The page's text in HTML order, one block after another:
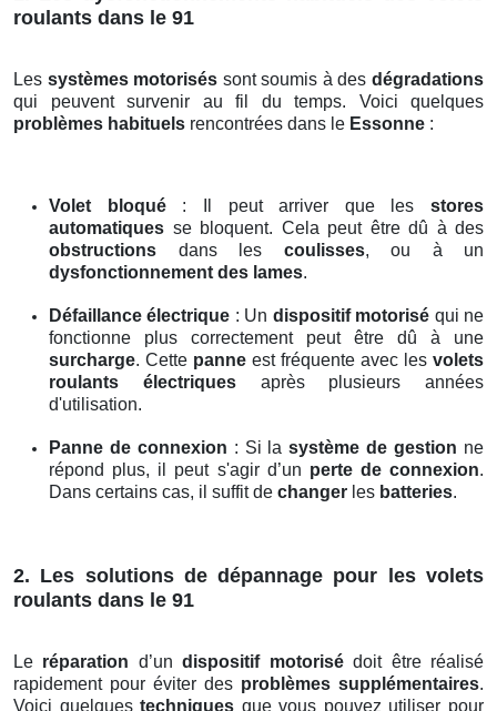
roulants dans le 91
Les systèmes motorisés sont soumis à desdégradations
qui peuvent survenir au fil du temps. Voici quelques
problèmes habituels rencontrées dans le Essonne :
Volet bloqué: Il peut arriver que les stores
automatiques se bloquent. Cela peut être dû à des
obstructions dans les coulisses, ou à un
dysfonctionnement des lames.
Défaillance électrique : Un dispositif motorisé qui ne
fonctionne plus correctement peut être dû à une
surcharge. Cette panne est fréquente avec les volets
roulants électriquesaprès plusieurs années
d'utilisation.
Panne de connexion : Si lasystème de gestion ne
répond plus, il peut s'agir d’un perte de connexion.
Dans certains cas, il suffit de changer les batteries.
2. Les solutions de dépannage pour les volets
roulants dans le 91
Le réparation d’undispositif motorisédoit être réalisé
rapidement pour éviter des problèmes supplémentaires.
Voici quelquestechniques que vous pouvez utiliser pour